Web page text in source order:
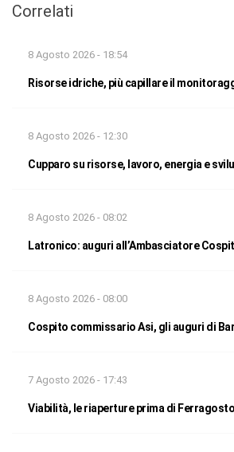
Correlati
8 Agosto 2026 - 18:54
Risorse idriche, più capillare il
8 Agosto 2026 - 12:30
Cupparo su risorse, lavoro, energia e
8 Agosto 2026 - 08:02
Latronico: auguri all’Ambasciatore
8 Agosto 2026 - 08:00
Cospito commissario Asi, gli auguri di
7 Agosto 2026 - 17:43
Viabilità, le riaperture prima di Ferragosto